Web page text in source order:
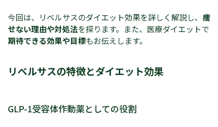
今回は、リベルサスのダイエット効果を詳しく解説し、 痩
せない理由や対処法を探ります。また、医療ダイエットで
期待できる効果や目標もお伝えします。
リベルサスの特徴とダイエット効果
GLP-1受容体作動薬としての役割